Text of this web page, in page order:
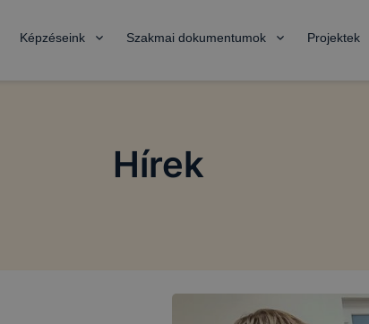
Képzéseink Szakmai dokumentumok Projektek
Hírek